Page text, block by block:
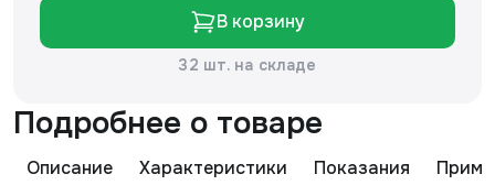
В корзину
32 шт. на складе
Подробнее о товаре
Описание Характеристики Показания